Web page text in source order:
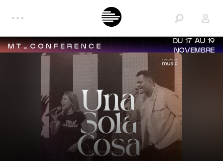
DU 17 AU 19
NOVEMBRE